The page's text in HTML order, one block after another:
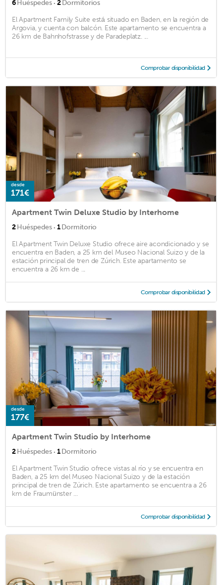
6Huéspedes · 2Dormitorios
El Apartment Family Suite está situado en Baden, en la región de
Argovia, y cuenta con balcón. Este apartamento se encuentra a
26 km de Bahnhofstrasse y de Paradeplatz. ...
Comprobar disponibilidad
desde
171€
Apartment Twin Deluxe Studio by Interhome
2Huéspedes · 1Dormitorio
El Apartment Twin Deluxe Studio ofrece aire acondicionado y se
encuentra en Baden, a 25 km del Museo Nacional Suizo y de la
estación principal de tren de Zúrich. Este apartamento se
encuentra a 26 km de ...
Comprobar disponibilidad
desde
177€
Apartment Twin Studio by Interhome
2Huéspedes · 1Dormitorio
El Apartment Twin Studio ofrece vistas al río y se encuentra en
Baden, a 25 km del Museo Nacional Suizo y de la estación
principal de tren de Zúrich. Este apartamento se encuentra a 26
km de Fraumünster ...
Comprobar disponibilidad